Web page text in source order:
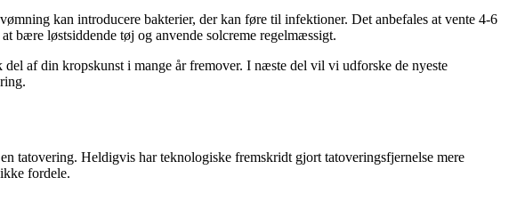
kan introducere bakterier, der kan føre til infektioner. Det anbefales at vente 4-6
bære løstsiddende tøj og anvende solcreme regelmæssigt.
af din kropskunst i mange år fremover. I næste del vil vi udforske de nyeste
tatovering. Heldigvis har teknologiske fremskridt gjort tatoveringsfjernelse mere
fordele.